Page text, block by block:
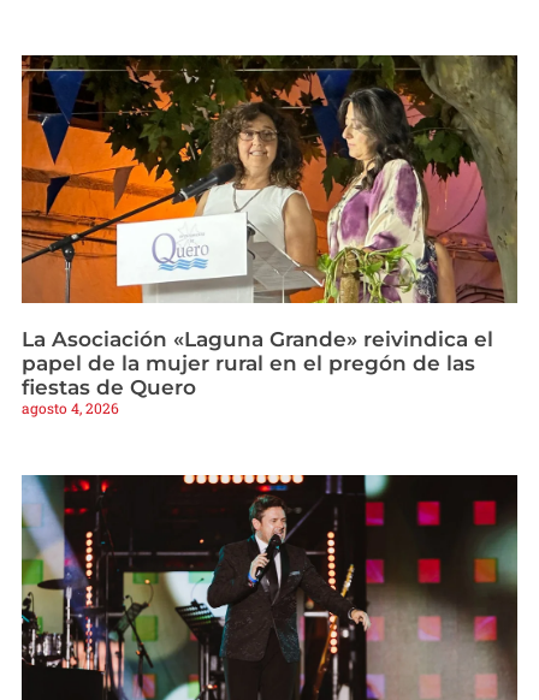
La Asociación «Laguna Grande» reivindica el
papel de la mujer rural en el pregón de las
fiestas de Quero
agosto 4, 2026